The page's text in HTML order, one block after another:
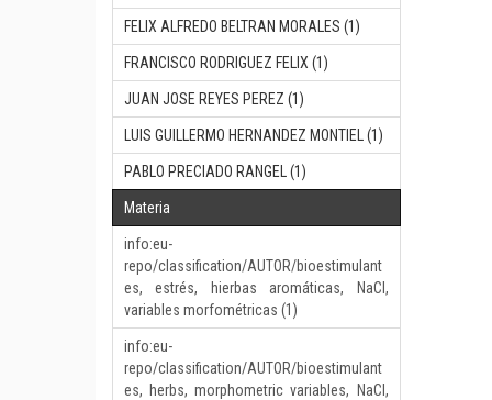
FELIX ALFREDO BELTRAN MORALES (1)
FRANCISCO RODRIGUEZ FELIX (1)
JUAN JOSE REYES PEREZ (1)
LUIS GUILLERMO HERNANDEZ MONTIEL (1)
PABLO PRECIADO RANGEL (1)
Materia
info:eu-
repo/classification/AUTOR/bioestimulant
es, estrés, hierbas aromáticas, NaCl,
variables morfométricas (1)
info:eu-
repo/classification/AUTOR/bioestimulant
es, herbs, morphometric variables, NaCl,